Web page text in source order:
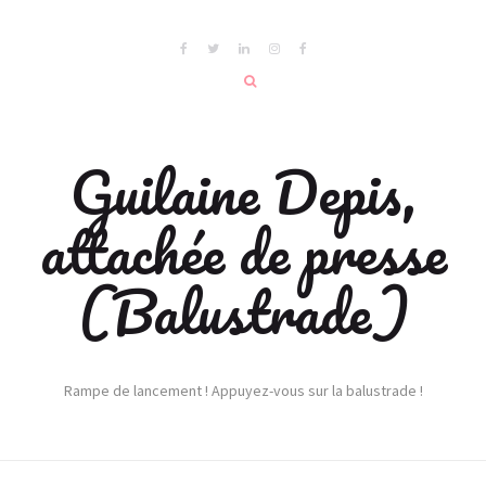
Guilaine Depis,
attachée de presse
(Balustrade)
Rampe de lancement ! Appuyez-vous sur la balustrade !